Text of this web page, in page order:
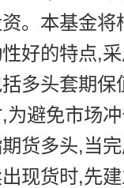
。本基金
好的特点,
多头套期
为避免市场
货多头,当
现货时,先